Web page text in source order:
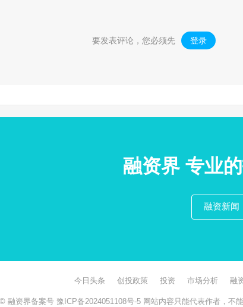
要发表评论，您必须先 登录 。
融资界 专业
融资新闻
今日头条 创投政策 投资 市场分析 融
© 融资界备案号 豫ICP备2024051108号-5 网站内容只能代表作者，不